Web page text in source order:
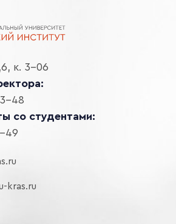
к. 3-06
48
со студентами:
49
kras.ru